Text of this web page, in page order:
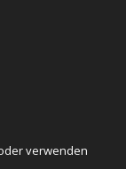
verwenden